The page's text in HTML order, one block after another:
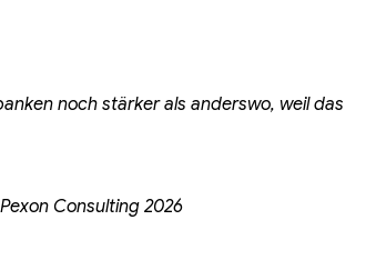
noch stärker als anderswo, weil das
Consulting 2026